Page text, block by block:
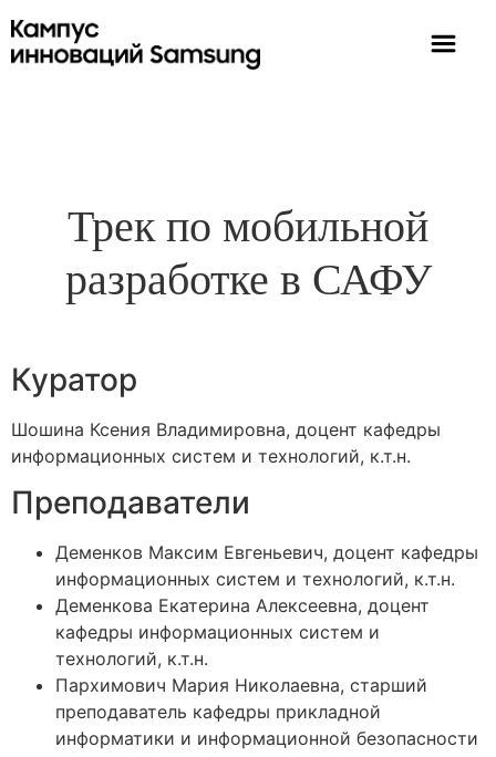
Трек по мобильной
разработке в САФУ
Куратор
Шошина Ксения Владимировна, доцент кафедры
информационных систем и технологий, к.т.н.
Преподаватели
Деменков Максим Евгеньевич, доцент кафедры
информационных систем и технологий, к.т.н.
Деменкова Екатерина Алексеевна, доцент
кафедры информационных систем и
технологий, к.т.н.
Пархимович Мария Николаевна, старший
преподаватель кафедры прикладной
информатики и информационной безопасности